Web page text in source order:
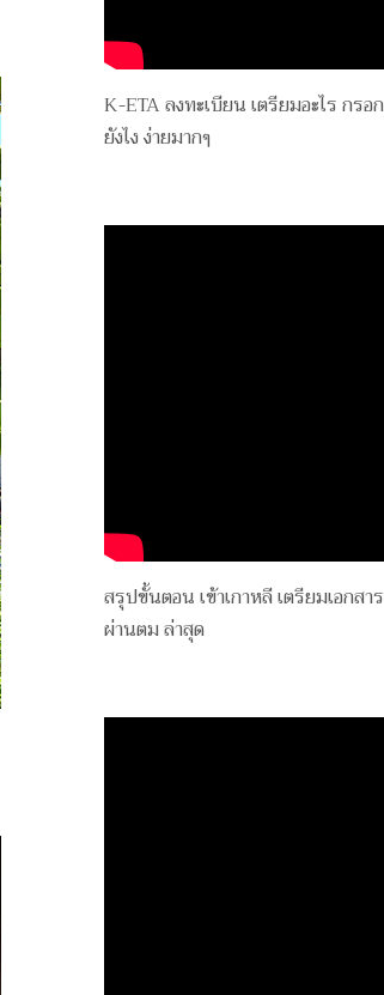
K-ETA ลงทะเบียน เตรียมอะไร กรอก
ยังไง ง่ายมากๆ
สรุปขั้นตอน เข้าเกาหลี เตรียมเอกสาร
ผ่านตม ล่าสุด